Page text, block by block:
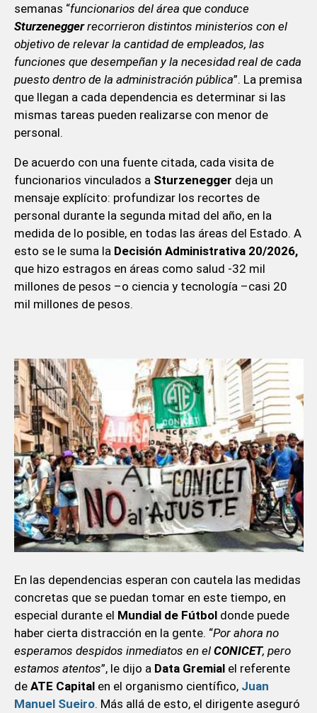
semanas “funcionarios del área que conduce
Sturzeneggerrecorrieron distintos ministerios con el
objetivo de relevar la cantidad de empleados, las
funciones que desempeñan y la necesidad real de cada
puesto dentro de la administración pública”. La premisa
que llegan a cada dependencia es determinar si las
mismas tareas pueden realizarse con menor de
personal.
De acuerdo con una fuente citada, cada visita de
funcionarios vinculados a Sturzenegger deja un
mensaje explícito: profundizar los recortes de
personal durante la segunda mitad del año, en la
medida de lo posible, en todas las áreas del Estado. A
esto se le suma la Decisión Administrativa 20/2026,
que hizo estragos en áreas como salud -32 mil
millones de pesos –o ciencia y tecnología –casi 20
mil millones de pesos.
En las dependencias esperan con cautela las medidas
concretas que se puedan tomar en este tiempo, en
especial durante el Mundial de Fútboldonde puede
haber cierta distracción en la gente. “Por ahora no
esperamos despidos inmediatos en el CONICET, pero
estamos atentos”, le dijo a Data Gremialel referente
de ATE Capitalen el organismo científico, Juan
Manuel Sueiro. Más allá de esto, el dirigente aseguró